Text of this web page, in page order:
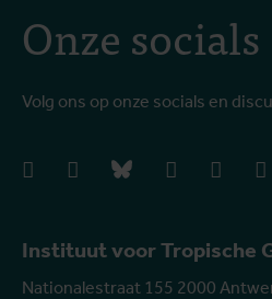
Instituut voor Tropische
Nationalestraat 155 2000
Onze socials
Volg ons op onze socials en
facebookinstagrambluesky linkedIn